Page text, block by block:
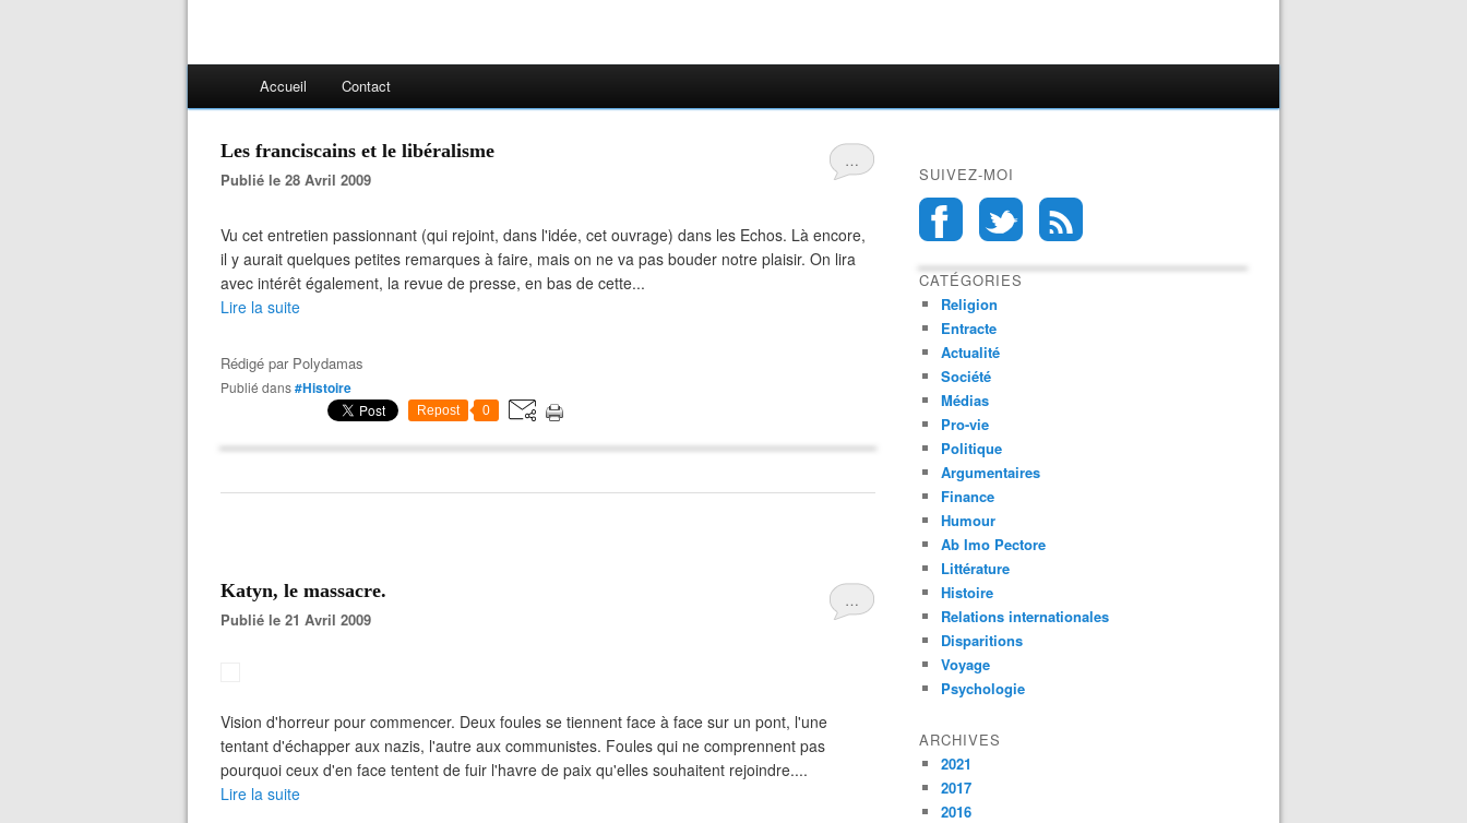
Accueil Contact
…
Les franciscains et le libéralisme
Publié le 28 Avril 2009
Vu cet entretien passionnant (qui rejoint, dans l'idée, cet ouvrage) dans les Echos. Là encore,
il y aurait quelques petites remarques à faire, mais on ne va pas bouder notre plaisir. On lira
avec intérêt également, la revue de presse, en bas de cette...
Lire la suite
Rédigé par Polydamas
Publié dans#Histoire
Repost 0
…
Katyn, le massacre.
Publié le 21 Avril 2009
Vision d'horreur pour commencer. Deux foules se tiennent face à face sur un pont, l'une
tentant d'échapper aux nazis, l'autre aux communistes. Foules qui ne comprennent pas
pourquoi ceux d'en face tentent de fuir l'havre de paix qu'elles souhaitent rejoindre....
Lire la suite
SUIVEZ-MOI
CATÉGORIES
Religion
Entracte
Actualité
Société
Médias
Pro-vie
Politique
Argumentaires
Finance
Humour
Ab Imo Pectore
Littérature
Histoire
Relations internationales
Disparitions
Voyage
Psychologie
ARCHIVES
2021
2017
2016